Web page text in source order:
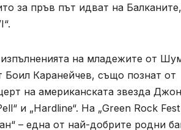
за пръв път идват на
на младежите от
Боил Каранейчев, също познат от
на американската звезда
и „Hardline“. На „Green Rock
– една от най-добрите родни